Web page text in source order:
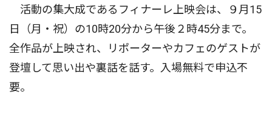
活動の集大成であるフィナーレ上映会は、９月15
日（月・祝）の10時20分から午後２時45分まで。
全作品が上映され、リポーターやカフェのゲストが
登壇して思い出や裏話を話す。入場無料で申込不
要。